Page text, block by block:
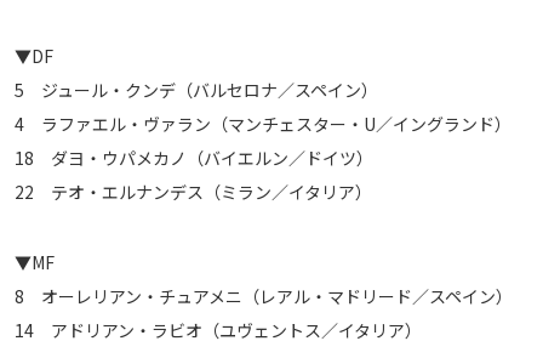
▼DF
5 ジュール・クンデ（バルセロナ／スペイン）
4 ラファエル・ヴァラン（マンチェスター・U／イングランド）
18 ダヨ・ウパメカノ（バイエルン／ドイツ）
22 テオ・エルナンデス（ミラン／イタリア）
▼MF
8 オーレリアン・チュアメニ（レアル・マドリード／スペイン）
14 アドリアン・ラビオ（ユヴェントス／イタリア）